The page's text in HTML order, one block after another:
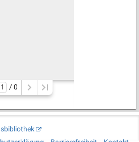
/ 0